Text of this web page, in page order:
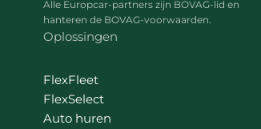
Alle Europcar-partners zijn BOVAG-lid en
hanteren de BOVAG-voorwaarden.
Oplossingen
FlexFleet
FlexSelect
Auto huren